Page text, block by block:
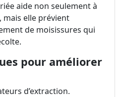
aide non seulement à
elle prévient
de moisissures qui
pour améliorer
d’extraction.